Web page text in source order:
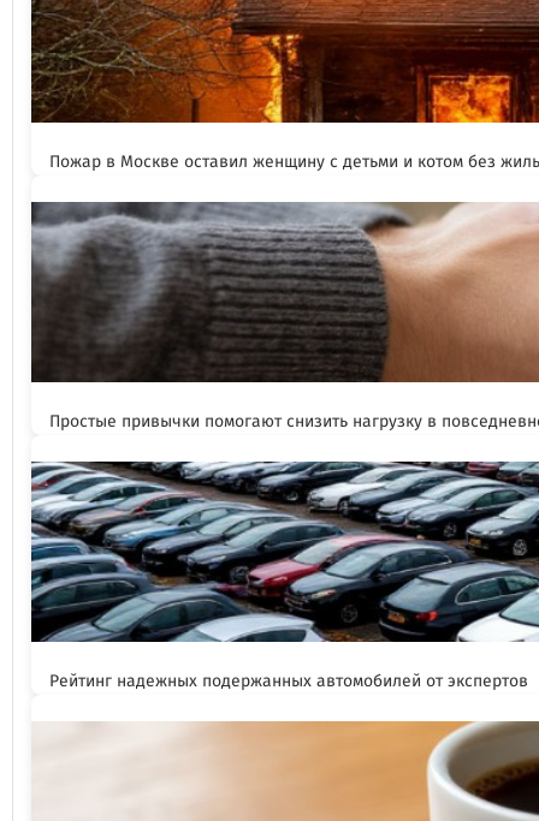
Пожар в Москве оставил женщину с детьми и котом без
Простые привычки помогают снизить нагрузку в
Рейтинг надежных подержанных автомобилей от экспертов